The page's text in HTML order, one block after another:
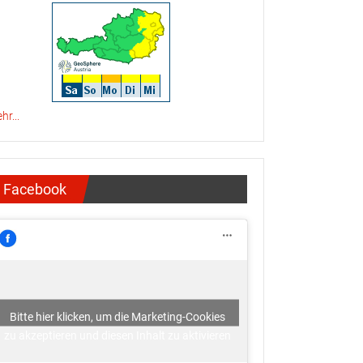
Facebook
Bitte hier klicken, um die Marketing-Cookies